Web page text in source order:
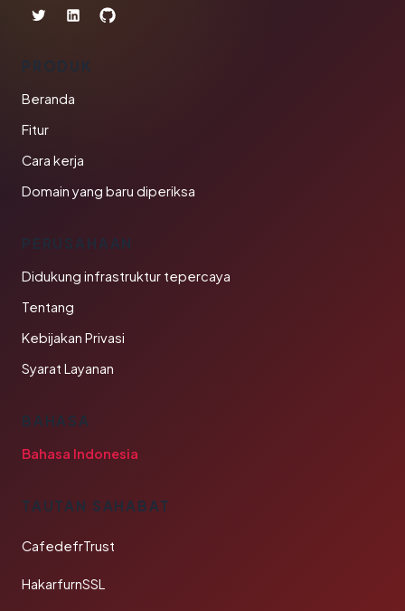
PRODUK
Beranda
Fitur
Cara kerja
Domain yang baru diperiksa
PERUSAHAAN
Didukung infrastruktur tepercaya
Tentang
Kebijakan Privasi
Syarat Layanan
BAHASA
Bahasa Indonesia
TAUTAN SAHABAT
CafedefrTrust
HakarfurnSSL